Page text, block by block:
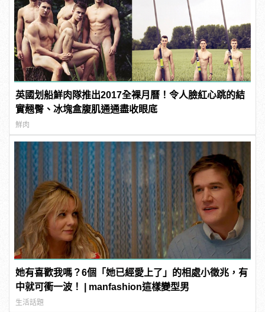
英國划船鮮肉隊推出2017全裸月曆！令人臉紅心跳的結
實翹臀、冰塊盒腹肌通通盡收眼底
鮮肉
她有喜歡我嗎？6個「她已經愛上了」的相處小徵兆，有
中就可衝一波！ | manfashion這樣變型男
生活話題